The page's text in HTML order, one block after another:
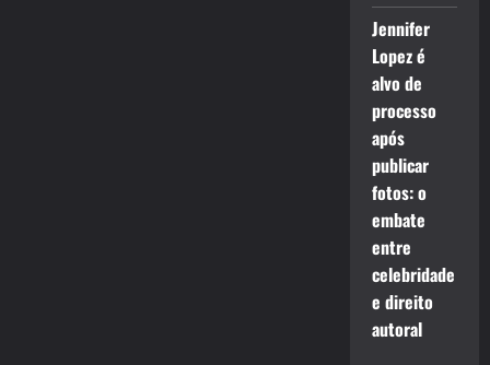
Jennifer
Lopez é
alvo de
processo
após
publicar
fotos: o
embate
entre
celebridade
e direito
autoral